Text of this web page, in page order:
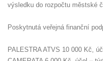
výsledku do rozpočtu městské
Poskytnutá veřejná finanční
PALESTRA ATVS 10 000 Kč,